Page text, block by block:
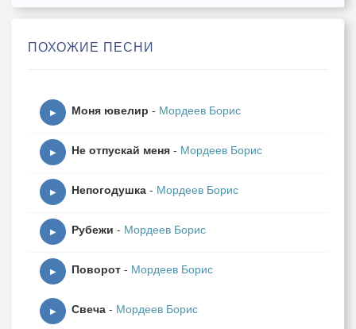
ПОХОЖИЕ ПЕСНИ
▶ Моня ювелир - Мордеев Борис
▶ Не отпускай меня - Мордеев Борис
▶ Непогодушка - Мордеев Борис
▶ Рубежи - Мордеев Борис
▶ Поворот - Мордеев Борис
▶ Свеча - Мордеев Борис